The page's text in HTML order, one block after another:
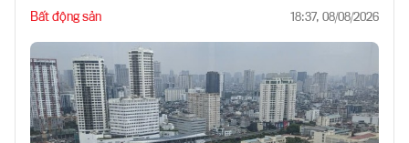
Bất động sản 18:37, 08/08/2026